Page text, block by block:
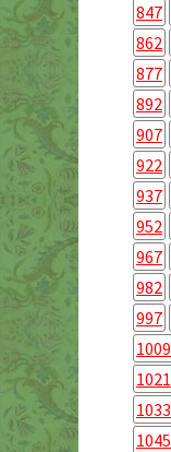
847
862
877
892
907
922
937
952
967
982
997
1009
1021
1033
1045